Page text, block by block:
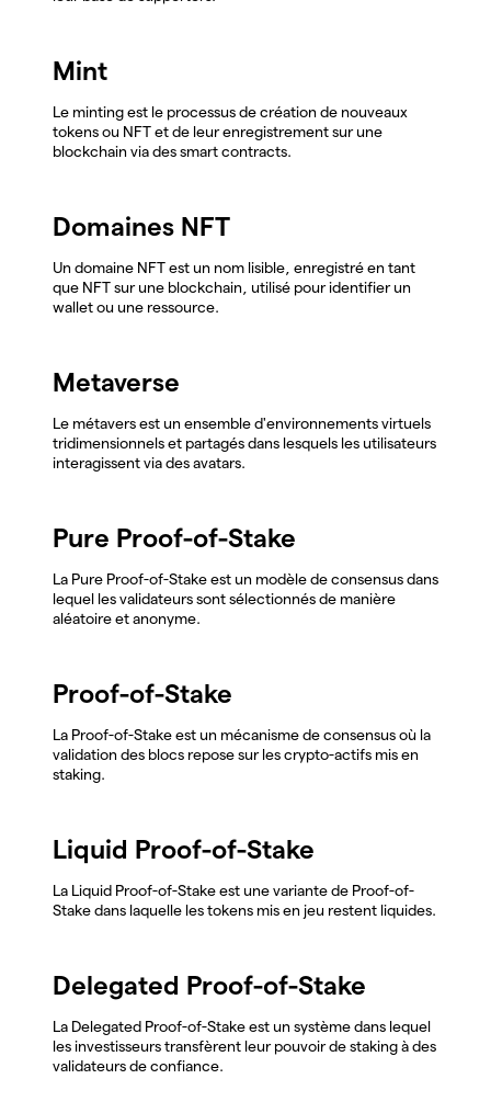
Mint
Le minting est le processus de création de nouveaux
tokens ou NFT et de leur enregistrement sur une
blockchain via des smart contracts.
Domaines NFT
Un domaine NFT est un nom lisible, enregistré en tant
que NFT sur une blockchain, utilisé pour identifier un
wallet ou une ressource.
Metaverse
Le métavers est un ensemble d'environnements virtuels
tridimensionnels et partagés dans lesquels les utilisateurs
interagissent via des avatars.
Pure Proof-of-Stake
La Pure Proof-of-Stake est un modèle de consensus dans
lequel les validateurs sont sélectionnés de manière
aléatoire et anonyme.
Proof-of-Stake
La Proof-of-Stake est un mécanisme de consensus où la
validation des blocs repose sur les crypto-actifs mis en
staking.
Liquid Proof-of-Stake
La Liquid Proof-of-Stake est une variante de Proof-of-
Stake dans laquelle les tokens mis en jeu restent liquides.
Delegated Proof-of-Stake
La Delegated Proof-of-Stake est un système dans lequel
les investisseurs transfèrent leur pouvoir de staking à des
validateurs de confiance.